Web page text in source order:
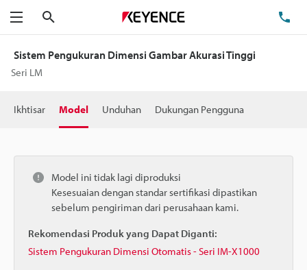
Menu
Sistem Pengukuran Dimensi Gambar Akurasi Tinggi
Seri LM
Ikhtisar Model Unduhan Dukungan Pengguna
Model ini tidak lagi diproduksi
Kesesuaian dengan standar sertifikasi dipastikan
sebelum pengiriman dari perusahaan kami.
Rekomendasi Produk yang Dapat Diganti:
Sistem Pengukuran Dimensi Otomatis - Seri IM-X1000